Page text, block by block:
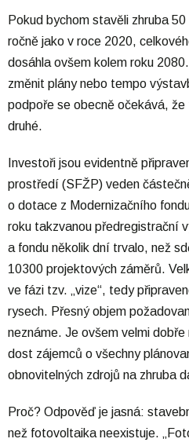
Pokud bychom stavěli zhruba
ročně jako v roce 2020,
dosáhla ovšem kolem roku
změnit plány nebo tempo
podpoře se obecně očekává,
druhé.
Investoři jsou evidentně
prostředí (SFŽP) veden
o dotace z Modernizačního
roku takzvanou předregistrační
a fondu několik dní trvalo, než
10300 projektových záměrů.
ve fázi tzv. „vize“, tedy
rysech. Přesný objem
neznáme. Je ovšem velmi
dost zájemců o všechny
obnovitelných zdrojů na zhruba
Proč? Odpověď je jasná:
než fotovoltaika neexistuje.